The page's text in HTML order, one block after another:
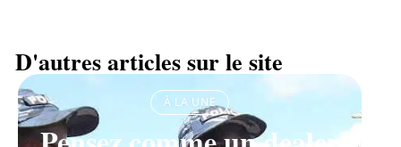
D'autres articles sur le site
À LA UNE